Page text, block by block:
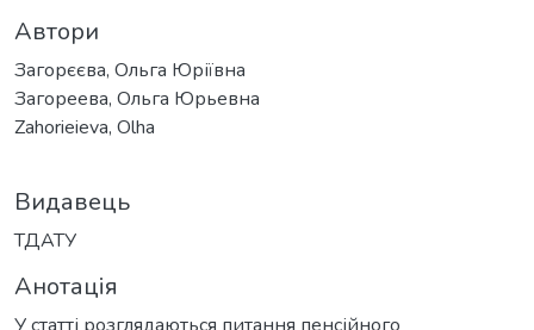
Автори
Загорєєва, Ольга Юріївна
Загореева, Ольга Юрьевна
Zahorieieva, Olha
Видавець
ТДАТУ
Анотація